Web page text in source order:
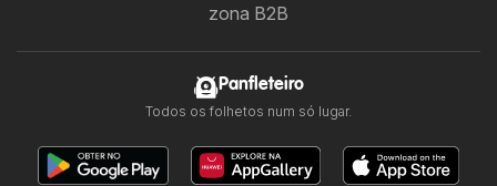
zona B2B
Panfleteiro
Todos os folhetos num só lugar.